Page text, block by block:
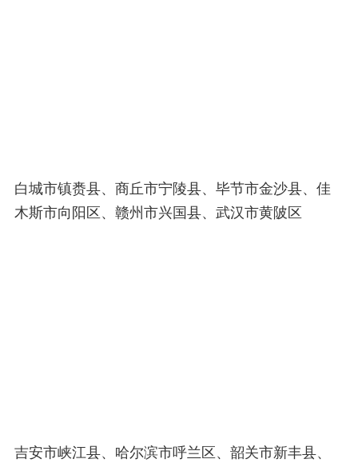
白城市镇赉县、商丘市宁陵县、毕节市金沙县、佳
木斯市向阳区、赣州市兴国县、武汉市黄陂区
吉安市峡江县、哈尔滨市呼兰区、韶关市新丰县、